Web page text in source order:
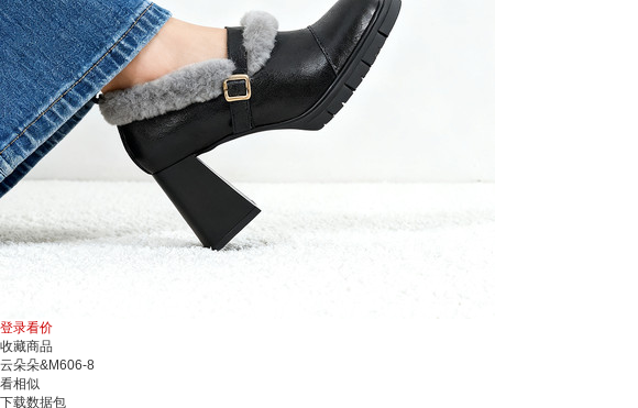
登录看价
收藏商品
云朵朵&M606-8
看相似
下载数据包